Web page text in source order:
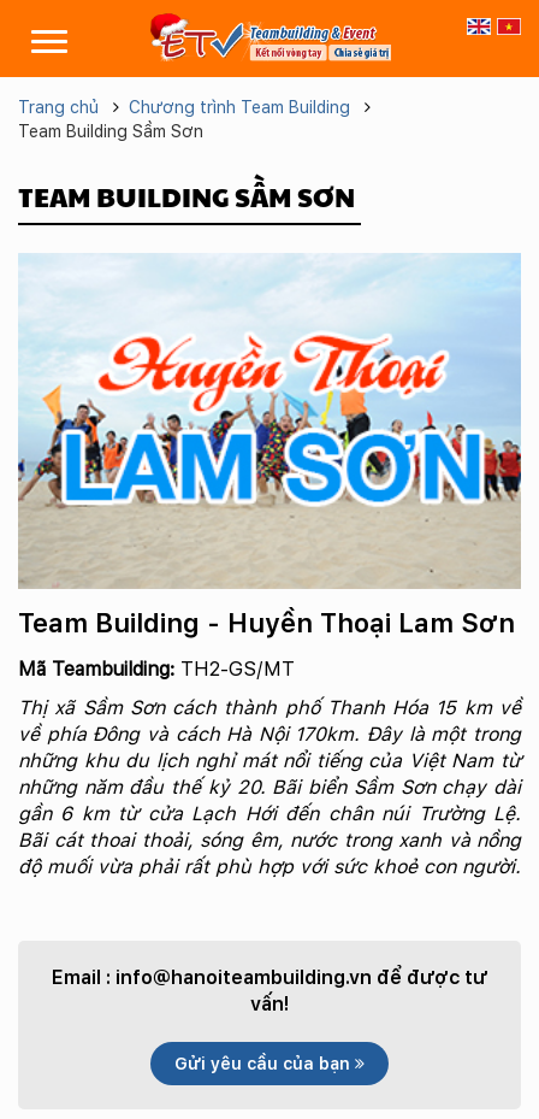
Trang chủ
Chương trình Team Building
Team Building Sầm Sơn
TEAM BUILDING SẦM SƠN
Team Building - Huyền Thoại Lam Sơn
Mã Teambuilding: TH2-GS/MT
Thị xã Sầm Sơn cách thành phố Thanh Hóa 15 km về
về phía Đông và cách Hà Nội 170km. Đây là một trong
những khu du lịch nghỉ mát nổi tiếng của Việt Nam từ
những năm đầu thế kỷ 20. Bãi biển Sầm Sơn chạy dài
gần 6 km từ cửa Lạch Hới đến chân núi Trường Lệ.
Bãi cát thoai thoải, sóng êm, nước trong xanh và nồng
độ muối vừa phải rất phù hợp với sức khoẻ con người.
Email : info@hanoiteambuilding.vn để được tư
vấn!
Gửi yêu cầu của bạn